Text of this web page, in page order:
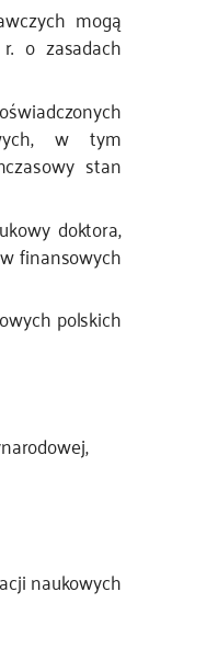
mogą
o zasadach
w tym
stan
doktora,
finansowych
polskich
naukowych